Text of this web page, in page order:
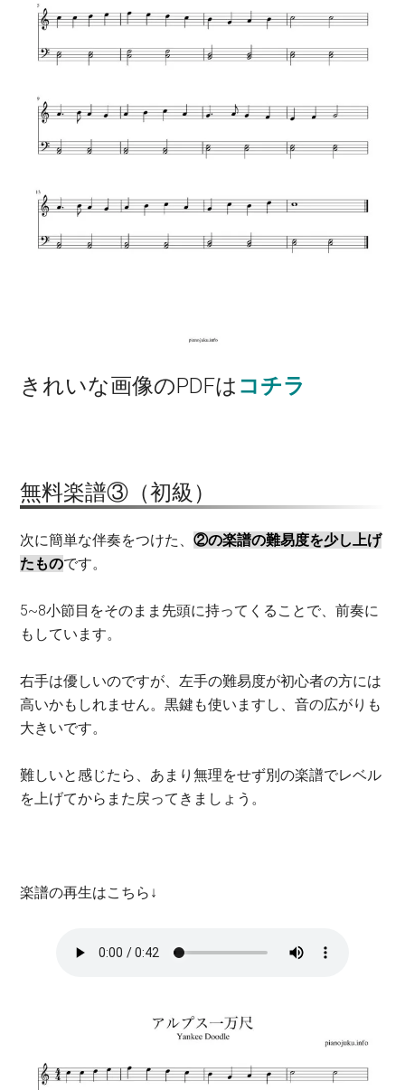
きれいな画像のPDFは コチラ
無料楽譜③（初級）
次に簡単な伴奏をつけた、②の楽譜の難易度を少し上げ
たものです。
5~8小節目をそのまま先頭に持ってくることで、前奏に
もしています。
右手は優しいのですが、左手の難易度が初心者の方には
高いかもしれません。黒鍵も使いますし、音の広がりも
大きいです。
難しいと感じたら、あまり無理をせず別の楽譜でレベル
を上げてからまた戻ってきましょう。
楽譜の再生はこちら↓